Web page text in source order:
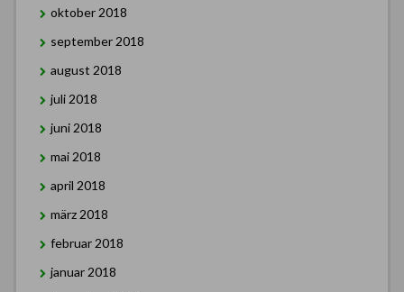
oktober 2018
september 2018
august 2018
juli 2018
juni 2018
mai 2018
april 2018
märz 2018
februar 2018
januar 2018